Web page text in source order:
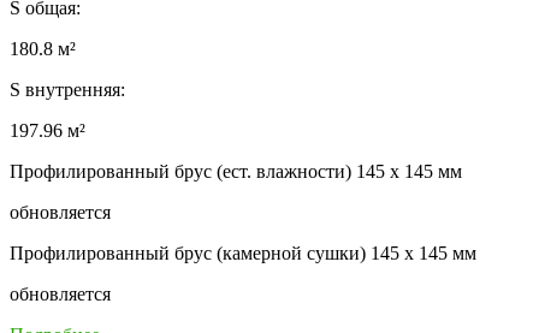
S общая:
180.8 м²
S внутренняя:
197.96 м²
Профилированный брус (ест. влажности) 145 x 145 мм
обновляется
Профилированный брус (камерной сушки) 145 x 145 мм
обновляется